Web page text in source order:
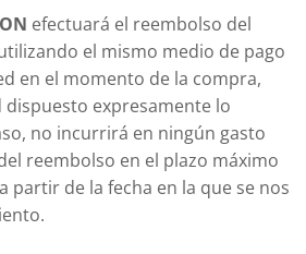
efectuará el reembolso del
el mismo medio de pago
en el momento de la compra,
dispuesto expresamente lo
no incurrirá en ningún gasto
reembolso en el plazo máximo
partir de la fecha en la que se nos